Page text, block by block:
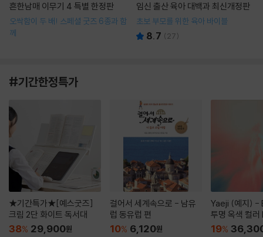
흔한남매 이무기 4 특별 한정판
오싹함이 두 배! 스페셜 굿즈 6종과 함
께
임신 출산 육아 대백과 최신개정판
초보 부모를 위한 육아 바이블
8.7 ( 27)
#기간한정특가
★기간특가★[예스굿즈]
크림 2단 화이트 독서대
38% 29,900원
걸어서 세계속으로 - 남유
럽 동유럽 편
10% 6,120원
Yaeji (예지) -
투명 옥색 컬
19%